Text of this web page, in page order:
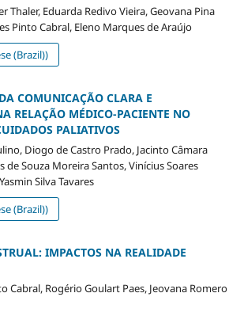
Thaler, Eduarda Redivo Vieira, Geovana Pina
Pinto Cabral, Eleno Marques de Araújo
(Brazil))
COMUNICAÇÃO CLARA E
RELAÇÃO MÉDICO-PACIENTE NO
PALIATIVOS
Diogo de Castro Prado, Jacinto Câmara
de Souza Moreira Santos, Vinícius Soares
Silva Tavares
(Brazil))
IMPACTOS NA REALIDADE
Cabral, Rogério Goulart Paes, Jeovana Romero